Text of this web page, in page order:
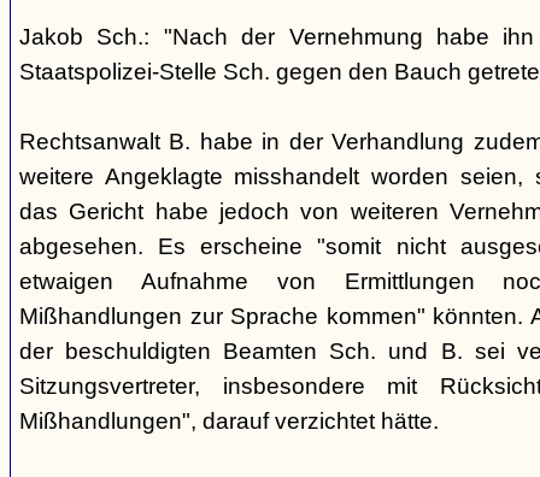
Jakob Sch.: "Nach der Vernehmung habe
Staatspolizei-Stelle Sch. gegen den Bauch
Rechtsanwalt B. habe in der Verhandlung
weitere Angeklagte misshandelt worden seien,
das Gericht habe jedoch von weiteren
abgesehen. Es erscheine "somit nicht
etwaigen Aufnahme von Ermittlungen
Mißhandlungen zur Sprache kommen" könnten.
der beschuldigten Beamten Sch. und B. sei
Sitzungsvertreter, insbesondere mit
Mißhandlungen", darauf verzichtet hätte.